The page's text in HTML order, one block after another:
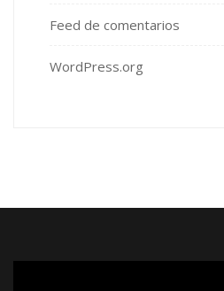
Feed de comentarios
WordPress.org